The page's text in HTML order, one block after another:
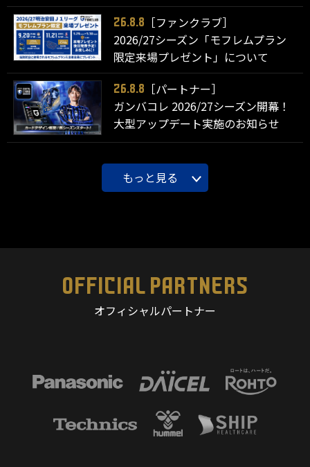
26.8.8
［ファンクラブ］
2026/27シーズン「モフレムプラン
限定来場プレゼント」について
26.8.8
［パートナー］
ガンバコレ 2026/27シーズン開幕！
大型アップデート実施のお知らせ
もっと見る
OFFICIAL PARTNERS
オフィシャルパートナー